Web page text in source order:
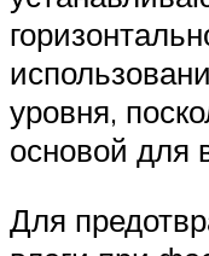
уровня,
основой для
Для